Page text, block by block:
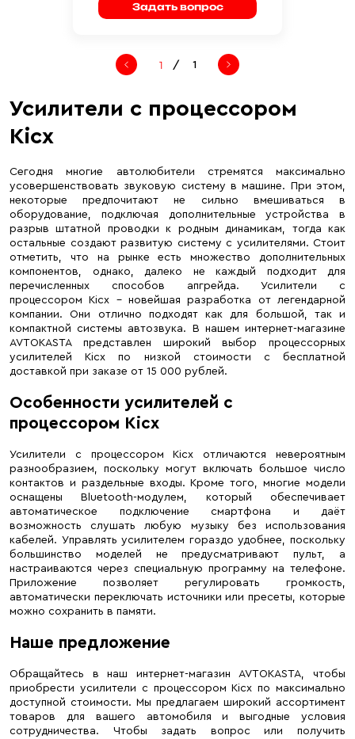
Задать вопрос
/ 1
Усилители с процессором
Kicx
Сегодня многие автолюбители стремятся максимально
усовершенствовать звуковую систему в машине. При этом,
некоторые предпочитают не сильно вмешиваться в
оборудование, подключая дополнительные устройства в
разрыв штатной проводки к родным динамикам, тогда как
остальные создают развитую систему с усилителями. Стоит
отметить, что на рынке есть множество дополнительных
компонентов, однако, далеко не каждый подходит для
перечисленных способов апгрейда. Усилители с
процессором Kicx – новейшая разработка от легендарной
компании. Они отлично подходят как для большой, так и
компактной системы автозвука. В нашем интернет-магазине
AVTOKASTA представлен широкий выбор процессорных
усилителей Kicx по низкой стоимости с бесплатной
доставкой при заказе от 15 000 рублей.
Особенности усилителей с
процессором Kicx
Усилители с процессором Kicx отличаются невероятным
разнообразием, поскольку могут включать большое число
контактов и раздельные входы. Кроме того, многие модели
оснащены Bluetooth-модулем, который обеспечивает
автоматическое подключение смартфона и даёт
возможность слушать любую музыку без использования
кабелей. Управлять усилителем гораздо удобнее, поскольку
большинство моделей не предусматривают пульт, а
настраиваются через специальную программу на телефоне.
Приложение позволяет регулировать громкость,
автоматически переключать источники или пресеты, которые
можно сохранить в памяти.
Наше предложение
Обращайтесь в наш интернет-магазин AVTOKASTA, чтобы
приобрести усилители с процессором Kicx по максимально
доступной стоимости. Мы предлагаем широкий ассортимент
товаров для вашего автомобиля и выгодные условия
сотрудничества. Чтобы задать вопрос или получить